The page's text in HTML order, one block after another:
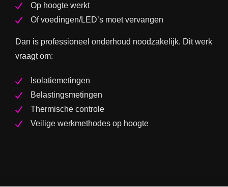
Op hoogte werkt
Of voedingen/LED’s moet vervangen
Dan is professioneel onderhoud noodzakelijk. Dit werk
vraagt om:
Isolatiemetingen
Belastingsmetingen
Thermische controle
Veilige werkmethodes op hoogte